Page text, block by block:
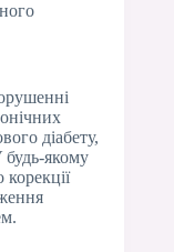
діабету,
будь-якому